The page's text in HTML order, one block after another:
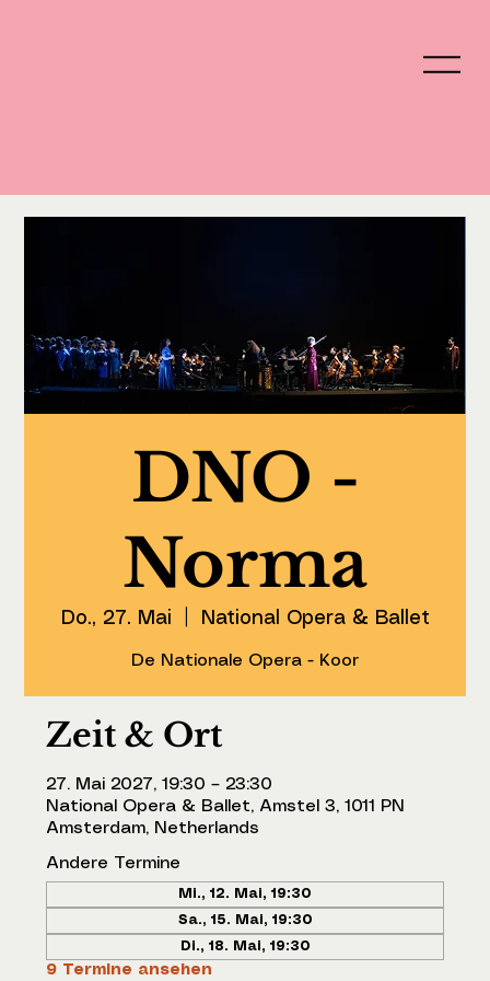
DNO -
Norma
Do., 27. Mai National Opera & Ballet
De Nationale Opera - Koor
Zeit & Ort
27. Mai 2027, 19:30 – 23:30
National Opera & Ballet, Amstel 3, 1011 PN
Amsterdam, Netherlands
Andere Termine
Mi., 12. Mai, 19:30
Sa., 15. Mai, 19:30
Di., 18. Mai, 19:30
9 Termine ansehen